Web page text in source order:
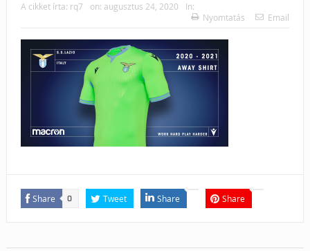
A cikket írta: rq7 on: augusztus 24, 2020
In:
Nyomtatás
Email
Share 0 Tweet Share Share